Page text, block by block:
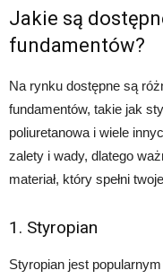
Jakie są
fundamentów?
Na rynku dostępne są
fundamentów, takie jak
poliuretanowa i wiele
zalety i wady, dlatego
materiał, który spełni
1. Styropian
Styropian jest